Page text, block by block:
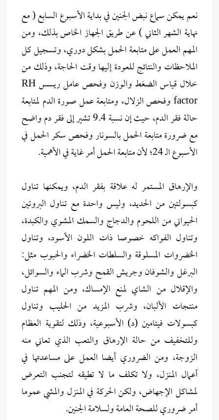
نعم يمكن سماع نبض الجنين في بداية الأسبوع السابع ( مع
نهاية الشهر الثاني ) عن طريق الجهاز الخاص بذلك، ومن
المهم العمل على متابعة الحمل بشكل دوري، وتسجيل كل
الملاحظات والنتائج للعودة إليها وقت الحاجة، وذلك من
خلال قياس الضغط والوزن وفحص عامل ريسس RH
factor وفحص الزلال، ومتابعة عمل صورة الدم لمتابعة
حالة فقر الدم، حيث إن نسبة 9.4 تشير إلى فقر دم واضح
مع ضرورة متابعة الحمل بالسونار وفحص سكر الحمل في
الأسبوع الـ 24؛ لأن متابعة الحمل أمر غاية في الأهمية.
والإرهاق المستمر له علاقة بفقر الدم، ويمكنها تناول
كبسولتين من الحديد، وليس واحدة مع تناول البروتين
الحيواني من اللحوم والدجاج والسمك المشوي والكبدة،
وتناول الفواكه خصوصا ذات اللون الأسود، وتناول
الخضروات المسلوقة والسلطات الخضراء والحبوب مثل:
البرغل والشوفان وجريش القمح وشرب الماء والسوائل،
والإقلال من الشاي لمنع الإمساك، ومن المهم تناول
منتجات الألبان، وشرب المزيد من الحليب وتناول
كبسولات فيتامين (د) الأسبوعية، وذلك لتقوية العظام
وللتخفيف من حالة الإرهاق والتعب الذي تعاني منه
الزوجة، ومن الضروري أيضا العمل على مساعدتها في
أعمال المنزل، ولا تكلف ما لا تطيقه لتجنب التعرض
لمشاكل الإجهاض، ولكن الحركة في المنزل والمشي عموما
أمر ضروري للصحة العامة ولسلامة الجنين.